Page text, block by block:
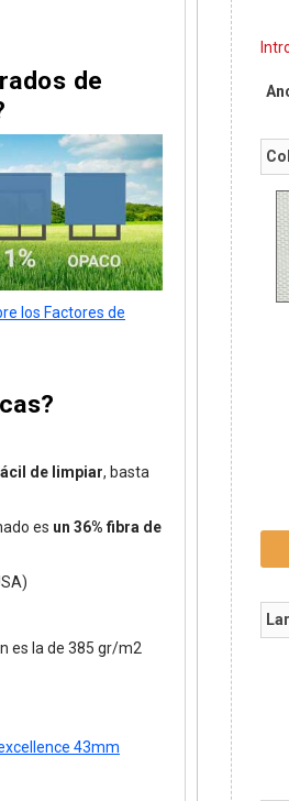
de
los Factores de
de limpiar, basta
es un 36% fibra de
es la de 385 gr/m2
43mm